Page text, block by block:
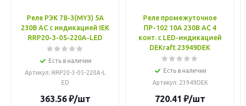
Реле РЭК 78-3(MY3) 5А
230В AC с индикацией IEK
RRP20-3-05-220A-LED
Есть в наличии
Артикул: RRP20-3-05-220A-L
ED
363.56₽/шт
Реле промежуточное
ПР-102 10А 230В AC 4
конт. с LED-индикацией
DEKraft 23949DEK
Есть в наличии
Артикул: 23949DEK
720.41 ₽/шт